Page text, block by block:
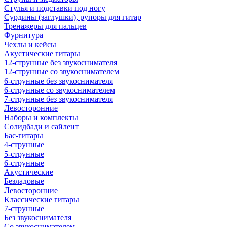
Стулья и подставки под ногу
Сурдины (заглушки), рупоры для гитар
Тренажеры для пальцев
Фурнитура
Чехлы и кейсы
Акустические гитары
12-струнные без звукоснимателя
12-струнные со звукоснимателем
6-струнные без звукоснимателя
6-струнные со звукоснимателем
7-струнные без звукоснимателя
Левосторонние
Наборы и комплекты
Солидбади и сайлент
Бас-гитары
4-струнные
5-струнные
6-струнные
Акустические
Безладовые
Левосторонние
Классические гитары
7-струнные
Без звукоснимателя